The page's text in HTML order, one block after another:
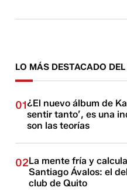
LO MÁS DESTACADO
01¿El nuevo álbum de
sentir tanto’, es una
son las teorías
02La mente fría y
Santiago Ávalos: el
club de Quito